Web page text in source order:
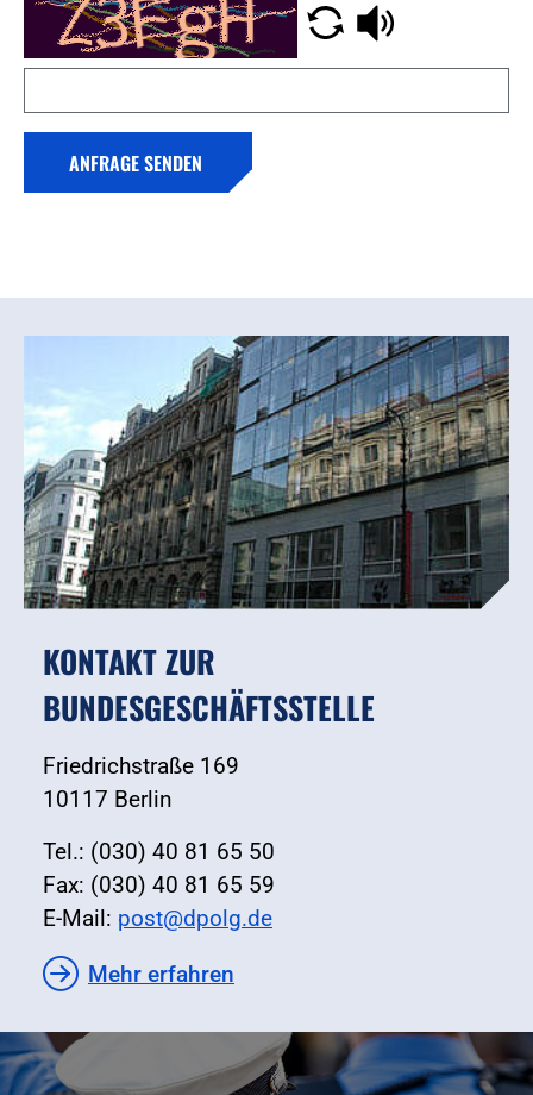
ANFRAGE SENDEN
KONTAKT ZUR
BUNDESGESCHÄFTSSTELLE
Friedrichstraße 169
10117 Berlin
Tel.: (030) 40 81 65 50
Fax: (030) 40 81 65 59
E-Mail: post@dpolg.de
Mehr erfahren